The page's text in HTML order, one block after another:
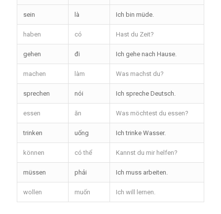
sein là Ich bin müde.
haben có Hast du Zeit?
gehen đi Ich gehe nach Hause.
machen làm Was machst du?
sprechen nói Ich spreche Deutsch.
essen ăn Was möchtest du essen?
trinken uống Ich trinke Wasser.
können có thể Kannst du mir helfen?
müssen phải Ich muss arbeiten.
wollen muốn Ich will lernen.